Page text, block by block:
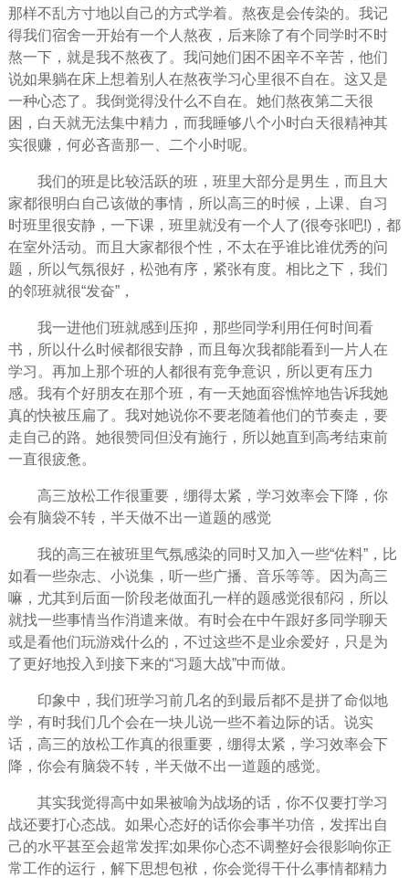
那样不乱方寸地以自己的方式学着。熬夜是会传染的。我记
得我们宿舍一开始有一个人熬夜，后来除了有个同学时不时
熬一下，就是我不熬夜了。我问她们困不困辛不辛苦，他们
说如果躺在床上想着别人在熬夜学习心里很不自在。这又是
一种心态了。我倒觉得没什么不自在。她们熬夜第二天很
困，白天就无法集中精力，而我睡够八个小时白天很精神其
实很赚，何必吝啬那一、二个小时呢。
我们的班是比较活跃的班，班里大部分是男生，而且大
家都很明白自己该做的事情，所以高三的时候，上课、自习
时班里很安静，一下课，班里就没有一个人了(很夸张吧!)，都
在室外活动。而且大家都很个性，不太在乎谁比谁优秀的问
题，所以气氛很好，松弛有序，紧张有度。相比之下，我们
的邻班就很“发奋”，
我一进他们班就感到压抑，那些同学利用任何时间看
书，所以什么时候都很安静，而且每次我都能看到一片人在
学习。再加上那个班的人都很有竞争意识，所以更有压力
感。我有个好朋友在那个班，有一天她面容憔悴地告诉我她
真的快被压扁了。我对她说你不要老随着他们的节奏走，要
走自己的路。她很赞同但没有施行，所以她直到高考结束前
一直很疲惫。
高三放松工作很重要，绷得太紧，学习效率会下降，你
会有脑袋不转，半天做不出一道题的感觉
我的高三在被班里气氛感染的同时又加入一些“佐料”，比
如看一些杂志、小说集，听一些广播、音乐等等。因为高三
嘛，尤其到后面一阶段老做面孔一样的题感觉很郁闷 ，所以
就找一些事情当作消遣来做。有时会在中午跟好多同学聊天
或是看他们玩游戏什么的，不过这些不是业余爱好，只是为
了更好地投入到接下来的“习题大战”中而做。
印象中，我们班学习前几名的到最后都不是拼了命似地
学，有时我们几个会在一块儿说一些不着边际的话。说实
话，高三的放松工作真的很重要，绷得太紧，学习效率会下
降，你会有脑袋不转，半天做不出一道题的感觉。
其实我觉得高中如果被喻为战场的话，你不仅要打学习
战还要打心态战。如果心态好的话你会事半功倍，发挥出自
己的水平甚至会超常发挥;如果你心态不调整好会很影响你正
常工作的运行，解下思想包袱，你会觉得干什么事情都精力